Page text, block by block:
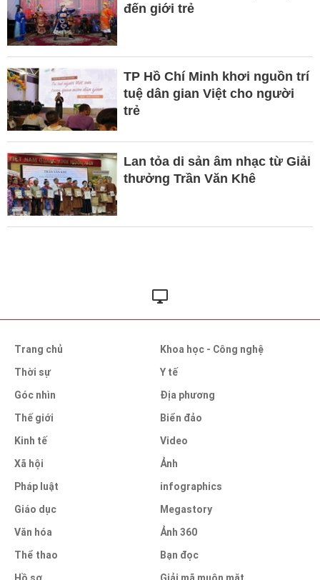
đến giới trẻ
TP Hồ Chí Minh khơi nguồn trí
tuệ dân gian Việt cho người
trẻ
Lan tỏa di sản âm nhạc từ Giải
thưởng Trần Văn Khê
Trang chủ
Thời sự
Góc nhìn
Thế giới
Kinh tế
Xã hội
Pháp luật
Giáo dục
Văn hóa
Thể thao
Khoa học - Công nghệ
Y tế
Địa phương
Biển đảo
Video
Ảnh
infographics
Megastory
Ảnh 360
Bạn đọc